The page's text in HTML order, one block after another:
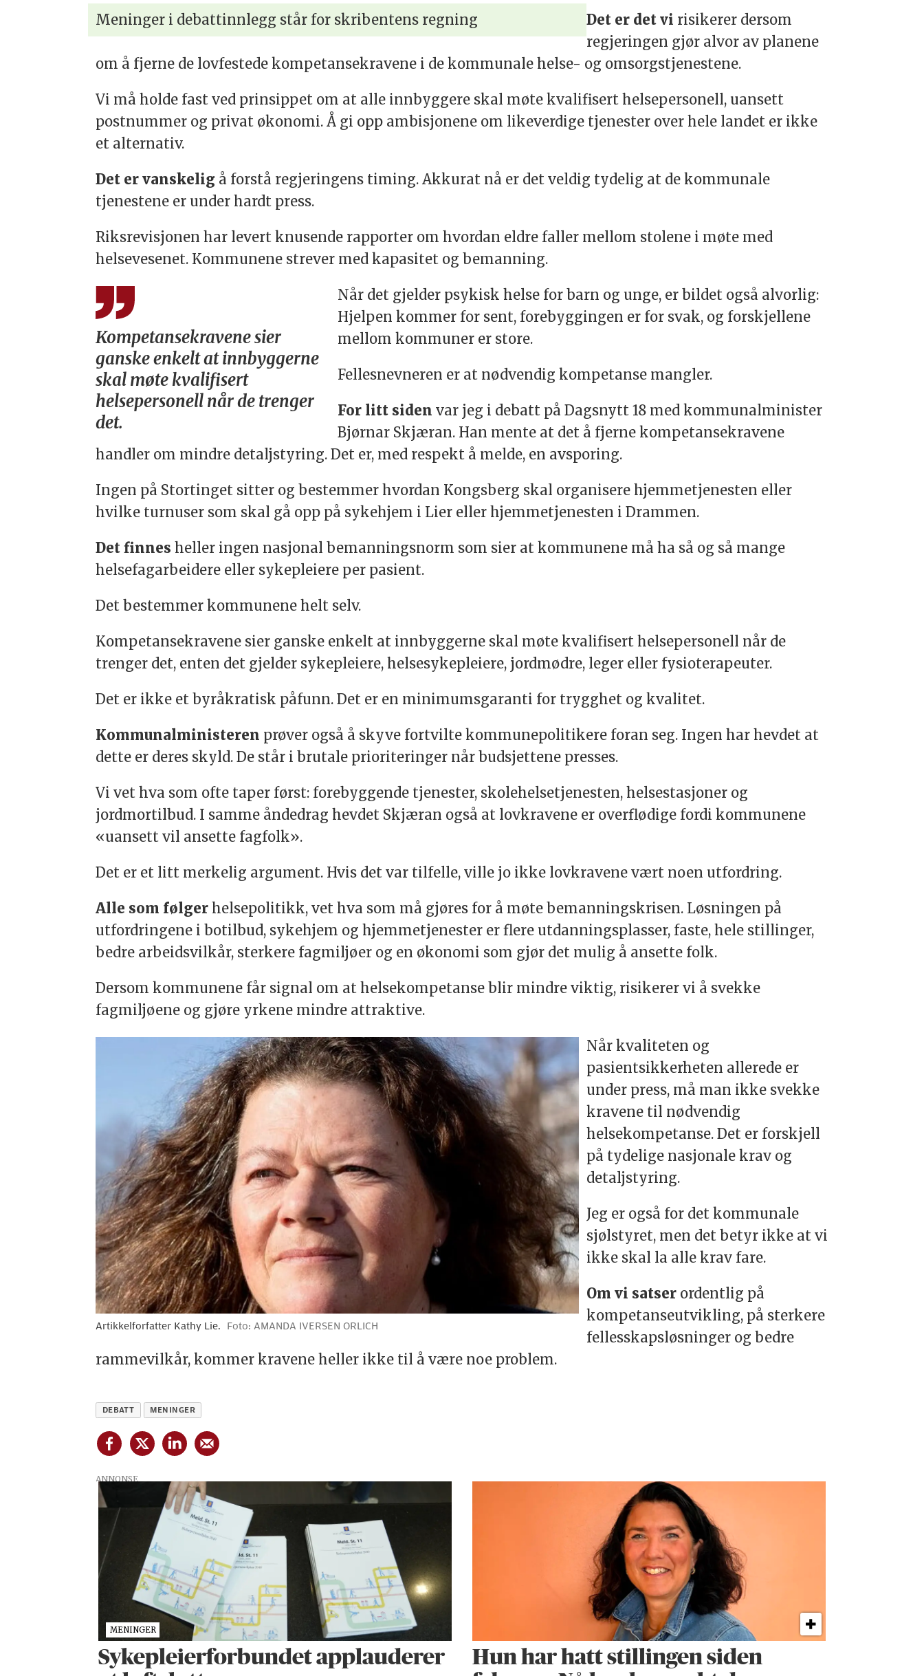
Meninger i debattinnlegg står for skribentens regning Det er det vi risikerer dersom
regjeringen gjør alvor av planene
om å fjerne de lovfestede kompetansekravene i de kommunale helse- og omsorgstjenestene.
Vi må holde fast ved prinsippet om at alle innbyggere skal møte kvalifisert helsepersonell, uansett
postnummer og privat økonomi. Å gi opp ambisjonene om likeverdige tjenester over hele landet er ikke
et alternativ.
Det er vanskelig å forstå regjeringens timing. Akkurat nå er det veldig tydelig at de kommunale
tjenestene er under hardt press.
Riksrevisjonen har levert knusende rapporter om hvordan eldre faller mellom stolene i møte med
helsevesenet. Kommunene strever med kapasitet og bemanning.
Kompetansekravene sier
ganske enkelt at innbyggerne
skal møte kvalifisert
helsepersonell når de trenger
det.
Når det gjelder psykisk helse for barn og unge, er bildet også alvorlig:
Hjelpen kommer for sent, forebyggingen er for svak, og forskjellene
mellom kommuner er store.
Fellesnevneren er at nødvendig kompetanse mangler.
For litt siden var jeg i debatt på Dagsnytt 18 med kommunalminister
Bjørnar Skjæran. Han mente at det å fjerne kompetansekravene
handler om mindre detaljstyring. Det er, med respekt å melde, en avsporing.
Ingen på Stortinget sitter og bestemmer hvordan Kongsberg skal organisere hjemmetjenesten eller
hvilke turnuser som skal gå opp på sykehjem i Lier eller hjemmetjenesten i Drammen.
Det finnes heller ingen nasjonal bemanningsnorm som sier at kommunene må ha så og så mange
helsefagarbeidere eller sykepleiere per pasient.
Det bestemmer kommunene helt selv.
Kompetansekravene sier ganske enkelt at innbyggerne skal møte kvalifisert helsepersonell når de
trenger det, enten det gjelder sykepleiere, helsesykepleiere, jordmødre, leger eller fysioterapeuter.
Det er ikke et byråkratisk påfunn. Det er en minimumsgaranti for trygghet og kvalitet.
Kommunalministeren prøver også å skyve fortvilte kommunepolitikere foran seg. Ingen har hevdet at
dette er deres skyld. De står i brutale prioriteringer når budsjettene presses.
Vi vet hva som ofte taper først: forebyggende tjenester, skolehelsetjenesten, helsestasjoner og
jordmortilbud. I samme åndedrag hevdet Skjæran også at lovkravene er overflødige fordi kommunene
«uansett vil ansette fagfolk».
Det er et litt merkelig argument. Hvis det var tilfelle, ville jo ikke lovkravene vært noen utfordring.
Alle som følger helsepolitikk, vet hva som må gjøres for å møte bemanningskrisen. Løsningen på
utfordringene i botilbud, sykehjem og hjemmetjenester er flere utdanningsplasser, faste, hele stillinger,
bedre arbeidsvilkår, sterkere fagmiljøer og en økonomi som gjør det mulig å ansette folk.
Dersom kommunene får signal om at helsekompetanse blir mindre viktig, risikerer vi å svekke
fagmiljøene og gjøre yrkene mindre attraktive.
Artikkelforfatter Kathy Lie. Foto: AMANDA IVERSEN ORLICH
Når kvaliteten og
pasientsikkerheten allerede er
under press, må man ikke svekke
kravene til nødvendig
helsekompetanse. Det er forskjell
på tydelige nasjonale krav og
detaljstyring.
Jeg er også for det kommunale
sjølstyret, men det betyr ikke at vi
ikke skal la alle krav fare.
Om vi satser ordentlig på
kompetanseutvikling, på sterkere
fellesskapsløsninger og bedre
rammevilkår, kommer kravene heller ikke til å være noe problem.
DEBATT MENINGER
ANNONSE
MENINGER
Sykepleier­forbundet applauderer
Hun har hatt stillingen siden